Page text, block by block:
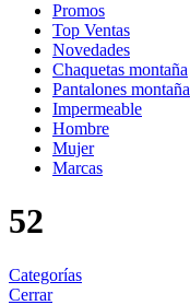
Promos
Top Ventas
Novedades
Chaquetas montaña
Pantalones montaña
Impermeable
Hombre
Mujer
Marcas
52
Categorías
Cerrar